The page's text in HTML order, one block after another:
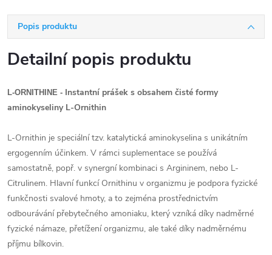
Popis produktu
Detailní popis produktu
L-ORNITHINE - Instantní prášek s obsahem čisté formy
aminokyseliny L-Ornithin
L-Ornithin je speciální tzv. katalytická aminokyselina s unikátním
ergogenním účinkem. V rámci suplementace se používá
samostatně, popř. v synergní kombinaci s Argininem, nebo L-
Citrulinem. Hlavní funkcí Ornithinu v organizmu je podpora fyzické
funkčnosti svalové hmoty, a to zejména prostřednictvím
odbourávání přebytečného amoniaku, který vzníká díky nadměrné
fyzické námaze, přetížení organizmu, ale také díky nadměrnému
příjmu bílkovin.